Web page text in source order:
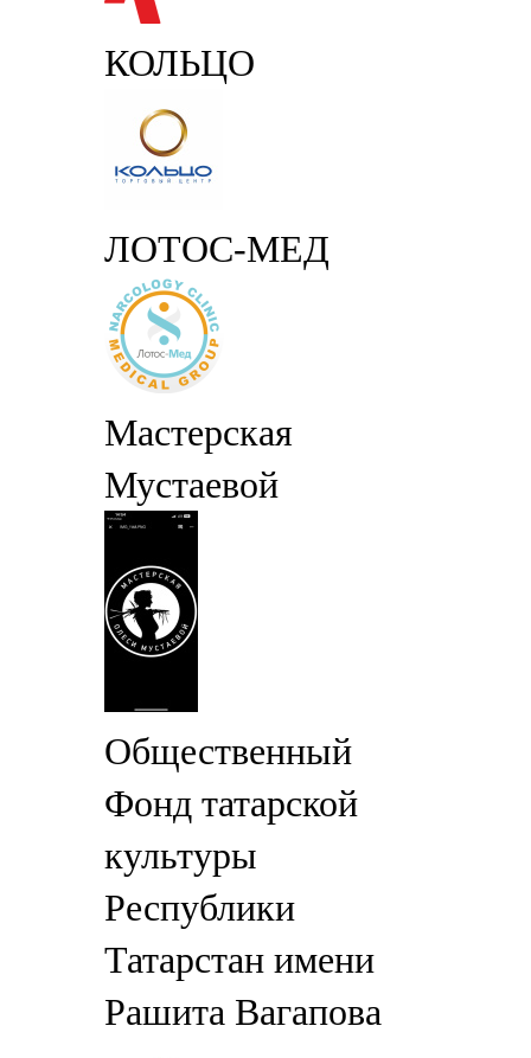
КОЛЬЦО
ЛОТОС-МЕД
Мастерская
Мустаевой
Общественный
Фонд татарской
культуры
Республики
Татарстан имени
Рашита Вагапова